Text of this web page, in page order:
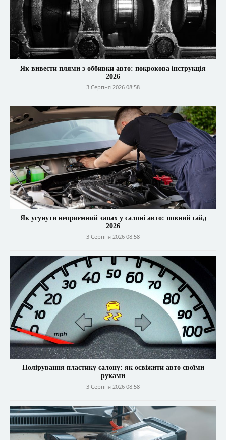
Як вивести плями з оббивки авто: покрокова інструкція
2026
3 Серпня 2026 08:58
Як усунути неприємний запах у салоні авто: повний гайд
2026
3 Серпня 2026 08:58
Полірування пластику салону: як освіжити авто своїми
руками
3 Серпня 2026 08:58